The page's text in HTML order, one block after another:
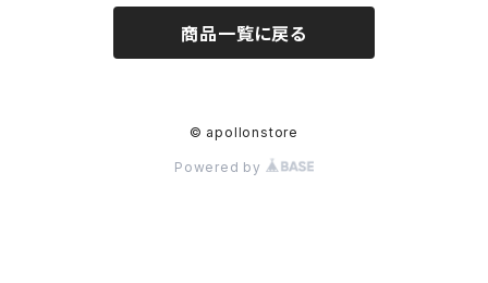
商品一覧に戻る
© apollonstore
Powered by